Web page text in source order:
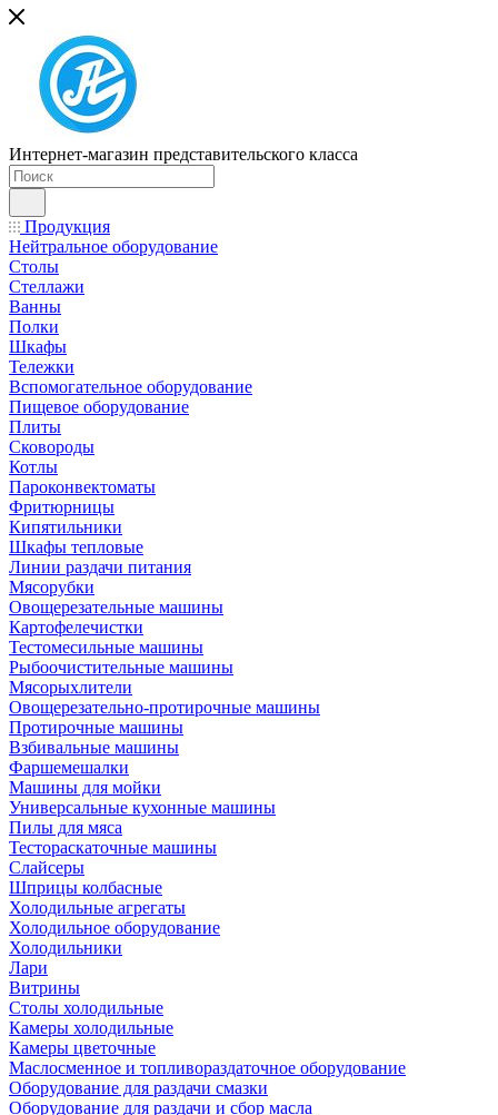
Интернет-магазин представительского класса
Продукция
Нейтральное оборудование
Столы
Стеллажи
Ванны
Полки
Шкафы
Тележки
Вспомогательное оборудование
Пищевое оборудование
Плиты
Сковороды
Котлы
Пароконвектоматы
Фритюрницы
Кипятильники
Шкафы тепловые
Линии раздачи питания
Мясорубки
Овощерезательные машины
Картофелечистки
Тестомесильные машины
Рыбоочистительные машины
Мясорыхлители
Овощерезательно-протирочные машины
Протирочные машины
Взбивальные машины
Фаршемешалки
Машины для мойки
Универсальные кухонные машины
Пилы для мяса
Тестораскаточные машины
Слайсеры
Шприцы колбасные
Холодильные агрегаты
Холодильное оборудование
Холодильники
Лари
Витрины
Столы холодильные
Камеры холодильные
Камеры цветочные
Маслосменное и топливораздаточное оборудование
Оборудование для раздачи смазки
Оборудование для раздачи и сбор масла